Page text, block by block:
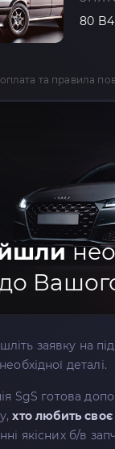
80 B4
та правила
заявку на
необхідної деталі.
SgS готова
хто любить своє
якісних б/в